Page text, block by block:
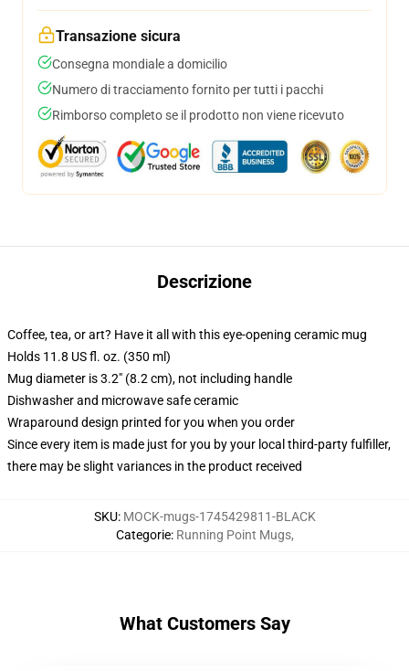
Transazione sicura
Consegna mondiale a domicilio
Numero di tracciamento fornito per tutti i pacchi
Rimborso completo se il prodotto non viene ricevuto
Descrizione
Coffee, tea, or art? Have it all with this eye-opening ceramic mug
Holds 11.8 US fl. oz. (350 ml)
Mug diameter is 3.2" (8.2 cm), not including handle
Dishwasher and microwave safe ceramic
Wraparound design printed for you when you order
Since every item is made just for you by your local third-party fulfiller,
there may be slight variances in the product received
SKU: MOCK-mugs-1745429811-BLACK
Categorie: Running Point Mugs,
What Customers Say